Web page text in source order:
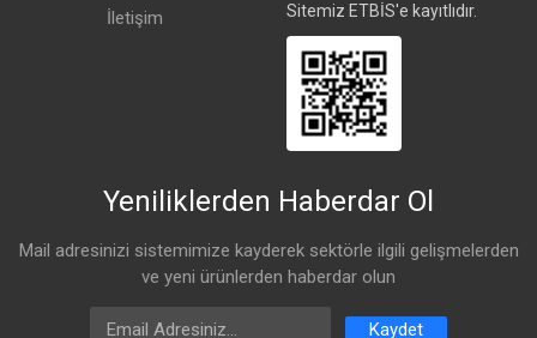
2 Adet Hortum Kelepçesi
İletişim
Sitemiz ETBİS'e kayıtlıdır.
Yeniliklerden Haberdar Ol
Mail adresinizi sistemimize kayderek sektörle ilgili gelişmelerden
ve yeni ürünlerden haberdar olun
Email Address
Kaydet